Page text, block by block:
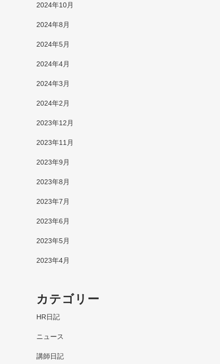
2024年10月
2024年8月
2024年5月
2024年4月
2024年3月
2024年2月
2023年12月
2023年11月
2023年9月
2023年8月
2023年7月
2023年6月
2023年5月
2023年4月
カテゴリー
HR日記
ニュース
講師日記